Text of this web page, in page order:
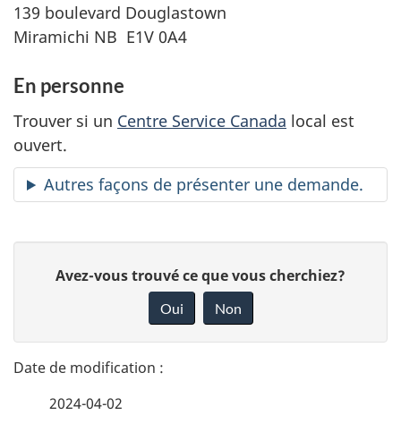
139 boulevard Douglastown
Miramichi NB E1V 0A4
En personne
Trouver si un Centre Service Canada local est
ouvert.
Autres façons de présenter une demande.
t
a
n
Avez-vous trouvé ce que vous cherchiez?
Oui Non
2024-04-02